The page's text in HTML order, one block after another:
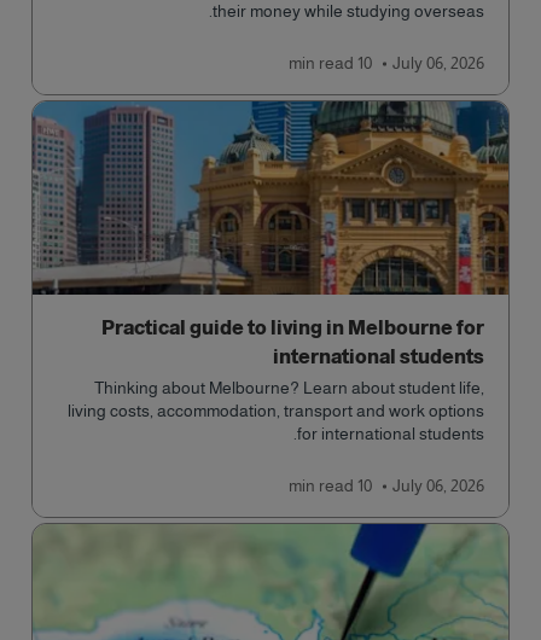
their money while studying overseas.
July 06, 2026
10 min
read
Practical guide to living in Melbourne for
international students
Thinking about Melbourne? Learn about student life,
living costs, accommodation, transport and work options
for international students.
July 06, 2026
10 min
read